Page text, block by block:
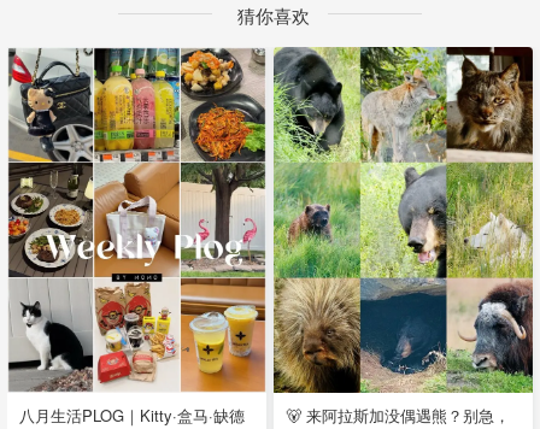
猜你喜欢
八月生活PLOG｜Kitty·盒马·缺德
🐻 来阿拉斯加没偶遇熊？别急，